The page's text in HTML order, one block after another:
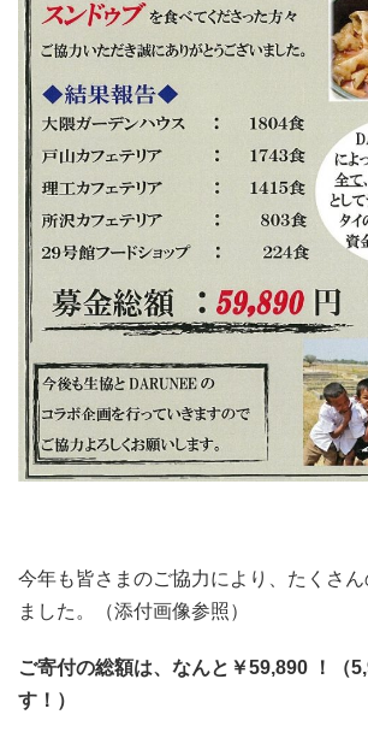
今年も皆さまのご協力により、たくさん
ました。（添付画像参照）
ご寄付の総額は、なんと￥59,890 ！（
す！）